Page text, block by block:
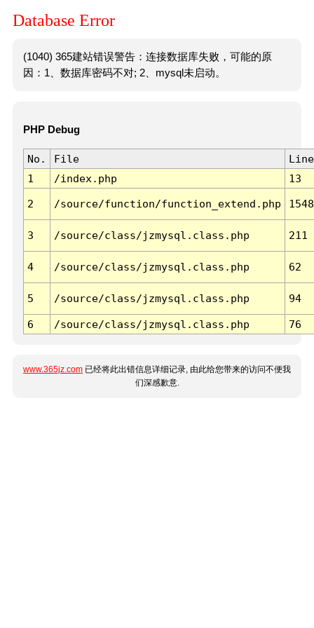
Database Error
(1040) 365建站错误警告：连接数据库失败，可能的原
因：1、数据库密码不对; 2、mysql未启动。
PHP Debug
No. File
Line
1
/index.php 13
2 /source/function/function_extend.php 1548
3 /source/class/jzmysql.class.php 211
4 /source/class/jzmysql.class.php 62
5 /source/class/jzmysql.class.php 94
6 /source/class/jzmysql.class.php 76
www.365jz.com 已经将此出错信息详细记录, 由此给您带来的访问不便我
们深感歉意.